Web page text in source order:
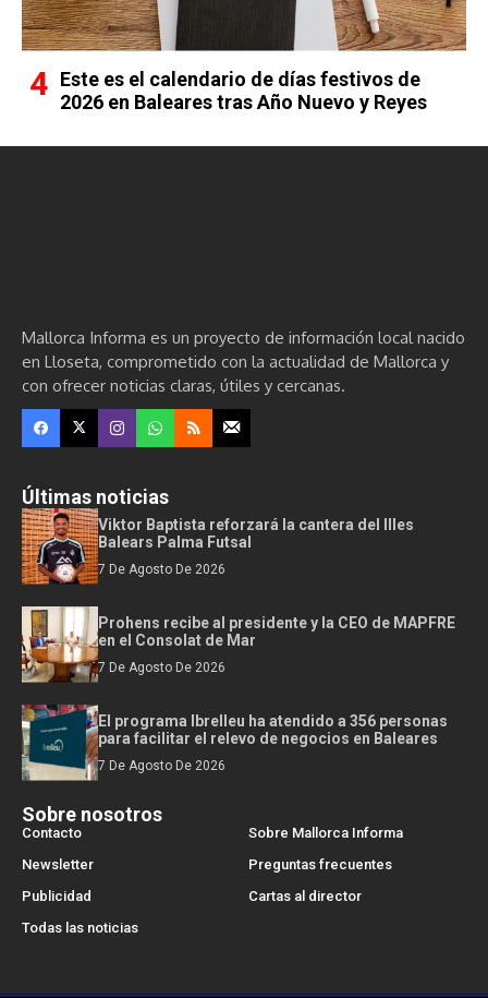
Este es el calendario de días festivos de
2026 en Baleares tras Año Nuevo y Reyes
Mallorca Informa es un proyecto de información local nacido
en Lloseta, comprometido con la actualidad de Mallorca y
con ofrecer noticias claras, útiles y cercanas.
Últimas noticias
Viktor Baptista reforzará la cantera del Illes
Balears Palma Futsal
7 De Agosto De 2026
Prohens recibe al presidente y la CEO de MAPFRE
en el Consolat de Mar
7 De Agosto De 2026
El programa Ibrelleu ha atendido a 356 personas
para facilitar el relevo de negocios en Baleares
7 De Agosto De 2026
Sobre nosotros
Contacto
Sobre Mallorca Informa
Newsletter
Preguntas frecuentes
Publicidad
Cartas al director
Todas las noticias